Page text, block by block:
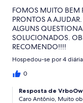
FOMOS MUITO BEM
PRONTOS A
ALGUNS
SOLUCIONADOS.
RECOMENDO!!!!
Hospedou-se por 4
0
Resposta de
Caro Antônio, Muito